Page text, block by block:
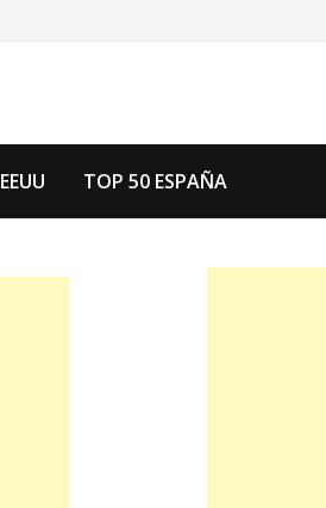
EEUU TOP 50 ESPAÑA